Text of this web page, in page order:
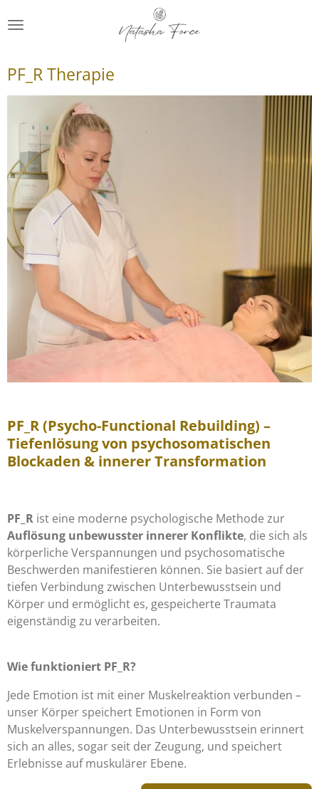
Hauptinhalt
PF_R Therapie
PF_R (Psycho-Functional Rebuilding) –
Tiefenlösung von psychosomatischen
Blockaden & innerer Transformation
PF_R ist eine moderne psychologische Methode zur
Auflösung unbewusster innerer Konflikte, die sich als
körperliche Verspannungen und psychosomatische
Beschwerden manifestieren können. Sie basiert auf der
tiefen Verbindung zwischen Unterbewusstsein und
Körper und ermöglicht es, gespeicherte Traumata
eigenständig zu verarbeiten.
Wie funktioniert PF_R?
Jede Emotion ist mit einer Muskelreaktion verbunden –
unser Körper speichert Emotionen in Form von
Muskelverspannungen. Das Unterbewusstsein erinnert
sich an alles, sogar seit der Zeugung, und speichert
Erlebnisse auf muskulärer Ebene.